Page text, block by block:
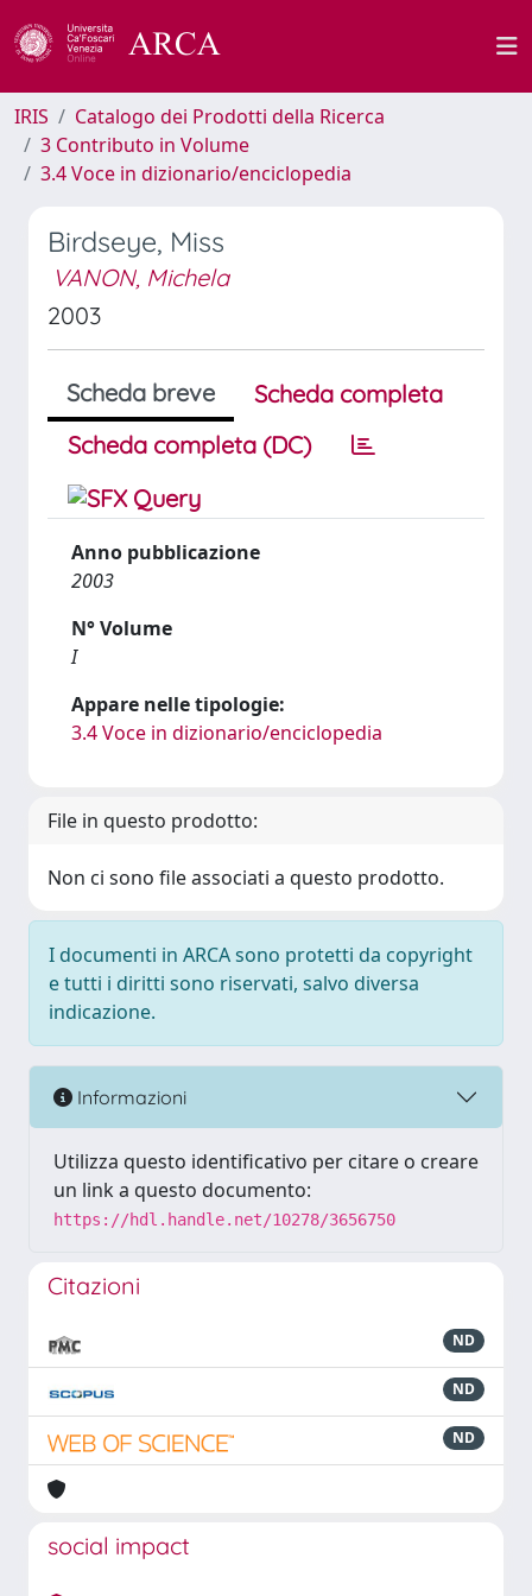
IRIS
Catalogo dei Prodotti della Ricerca
3 Contributo in Volume
3.4 Voce in dizionario/enciclopedia
Birdseye, Miss
VANON, Michela
2003
Scheda breve
Scheda completa
Scheda completa (DC)
Anno pubblicazione
2003
N° Volume
I
Appare nelle tipologie:
3.4 Voce in dizionario/enciclopedia
File in questo prodotto:
Non ci sono file associati a questo prodotto.
I documenti in ARCA sono protetti da copyright
e tutti i diritti sono riservati, salvo diversa
indicazione.
Informazioni
Utilizza questo identificativo per citare o creare
un link a questo documento:
https://hdl.handle.net/10278/3656750
Citazioni
ND
ND
ND
social impact